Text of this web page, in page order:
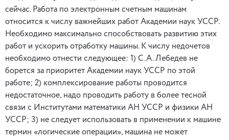
сейчас. Работа по электронным счетным машинам
относится к числу важнейших работ Академии наук УССР.
Необходимо максимально способствовать развитию этих
работ и ускорить отработку машины. К числу недочетов
необходимо отнести следующее: 1) С.А. Лебедев не
борется за приоритет Академии наук УССР по этой
работе; 2) комплексирование работы проводится
недостаточное, надо проводить работу в более тесной
связи с Институтами математики АН УССР и физики АН
УССР; 3) не следует использовать в применении к машине
термин «логические операции», машина не может